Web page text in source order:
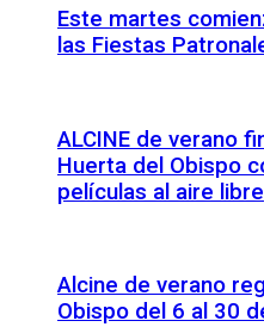
Este martes
las Fiestas
ALCINE de verano
Huerta del Obispo
películas al aire libre
Alcine de verano
Obispo del 6 al 30